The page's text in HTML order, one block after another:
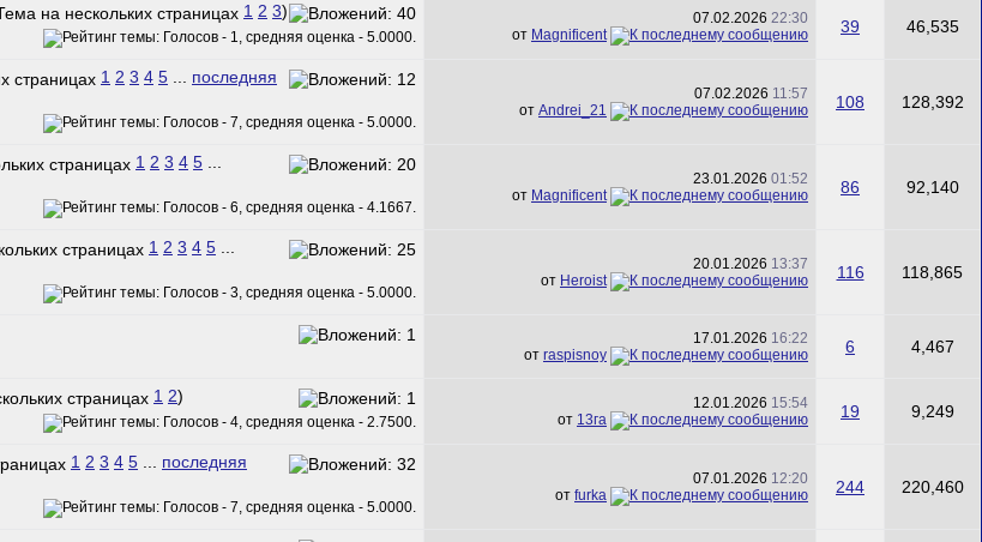
1 2 3) 07.02.2026 22:30
от Magnificent 39 46,535
1 2 3 4 5 ... последняя
07.02.2026 11:57
от Andrei_21 108 128,392
1 2 3 4 5 ...
23.01.2026 01:52
от Magnificent 86 92,140
1 2 3 4 5 ...
20.01.2026 13:37
от Heroist 116 118,865
17.01.2026 16:22
от raspisnoy 6 4,467
1 2) 12.01.2026 15:54
от 13га 19 9,249
1 2 3 4 5 ... последняя
07.01.2026 12:20
от furka 244 220,460